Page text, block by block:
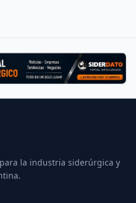
la industria siderúrgica y